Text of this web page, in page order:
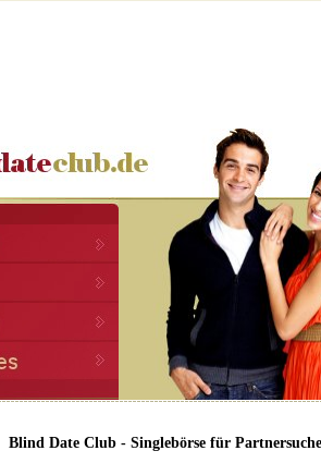
Blind Date Club - Singlebörse für